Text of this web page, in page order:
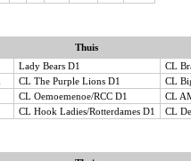
Thuis
Lady Bears D1
CL
CL The Purple Lions D1
CL
CL Oemoemenoe/RCC D1
CL
CL Hook Ladies/Rotterdames D1 CL